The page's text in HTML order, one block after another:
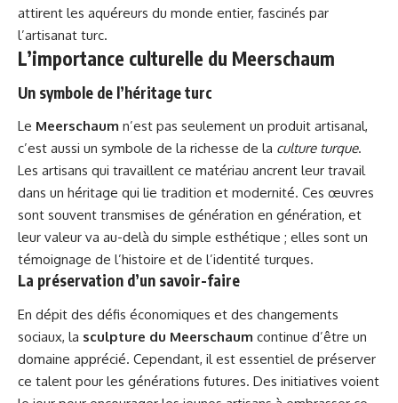
attirent les aquéreurs du monde entier, fascinés par
l’artisanat turc.
L’importance culturelle du Meerschaum
Un symbole de l’héritage turc
Le Meerschaum n’est pas seulement un produit artisanal,
c’est aussi un symbole de la richesse de la culture turque.
Les artisans qui travaillent ce matériau ancrent leur travail
dans un héritage qui lie tradition et modernité. Ces œuvres
sont souvent transmises de génération en génération, et
leur valeur va au-delà du simple esthétique ; elles sont un
témoignage de l’histoire et de l’identité turques.
La préservation d’un savoir-faire
En dépit des défis économiques et des changements
sociaux, la sculpture du Meerschaum continue d’être un
domaine apprécié. Cependant, il est essentiel de préserver
ce talent pour les générations futures. Des initiatives voient